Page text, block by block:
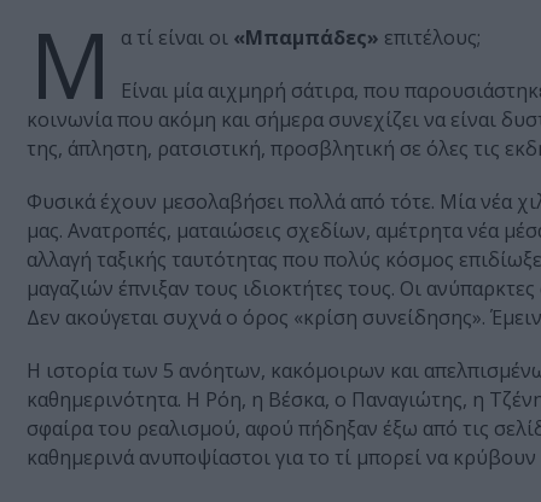
Μ α τί είναι οι «Μπαμπάδες» επιτέλους;
Είναι μία αιχμηρή σάτιρα, που
κοινωνία που ακόμη και σήμερα συνεχίζει να είναι
της, άπληστη, ρατσιστική, προσβλητική σε όλες τις
Φυσικά έχουν μεσολαβήσει πολλά από τότε. Μία νέα
μας. Ανατροπές, ματαιώσεις σχεδίων, αμέτρητα νέα
αλλαγή ταξικής ταυτότητας που πολύς κόσμος
μαγαζιών έπνιξαν τους ιδιοκτήτες τους. Οι
Δεν ακούγεται συχνά ο όρος «κρίση συνείδησης».
Η ιστορία των 5 ανόητων, κακόμοιρων και
καθημερινότητα. Η Ρόη, η Βέσκα, ο Παναγιώτης, η
σφαίρα του ρεαλισμού, αφού πήδηξαν έξω από τις
καθημερινά ανυποψίαστοι για το τί μπορεί να